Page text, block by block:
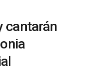
cantarán